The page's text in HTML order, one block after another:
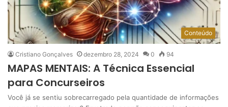
Conteúdo
Cristiano Gonçalves dezembro 28, 2024 0 94
MAPAS MENTAIS: A Técnica Essencial
para Concurseiros
Você já se sentiu sobrecarregado pela quantidade de informações